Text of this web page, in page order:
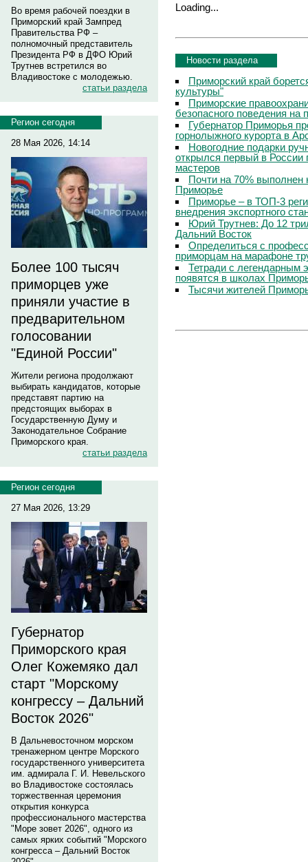
Во время рабочей поездки в
Приморский край Зампред
Правительства РФ –
полномочный представитель
Президента РФ в ДФО Юрий
Трутнев встретился во
Владивостоке с молодежью.
статьи раздела
Регион сегодня
28 Мая 2026, 14:14
Более 100 тысяч
приморцев уже
приняли участие в
предварительном
голосовании
"Единой России"
Жители региона продолжают
выбирать кандидатов, которые
представят партию на
предстоящих выборах в
Государственную Думу и
Законодательное Собрание
Приморского края.
статьи раздела
Регион сегодня
27 Мая 2026, 13:29
Губернатор
Приморского края
Олег Кожемяко дал
старт "Морскому
конгрессу – Дальний
Восток 2026"
В Дальневосточном морском
тренажерном центре Морского
государственного университета
им. адмирала Г. И. Невельского
во Владивостоке состоялась
торжественная церемония
открытия конкурса
профессионального мастерства
"Море зовет 2026", одного из
самых ярких событий "Морского
конгресса – Дальний Восток
Loading...
Новости раздела
Приморский край
культуры"
Приморские
безопасного поведения
Губернатор Приморья
горнолыжного курорта в
Новогодние подарки
открылся первый в России
мастеров
Почти на 70%
Приморье
Приморье – в ТОП-3
внедрения экспортного
Юрий Трутнев: До 12
Дальний Восток
Определиться с
приморцам на марафоне
Тетради с легендарным
появятся в школах
Тысячи жителей